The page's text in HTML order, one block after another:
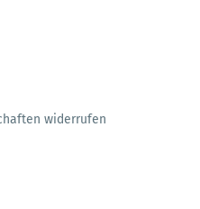
widerrufen